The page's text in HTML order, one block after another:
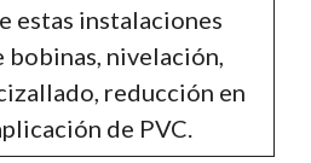
estas instalaciones
nivelación,
reducción en
de PVC.